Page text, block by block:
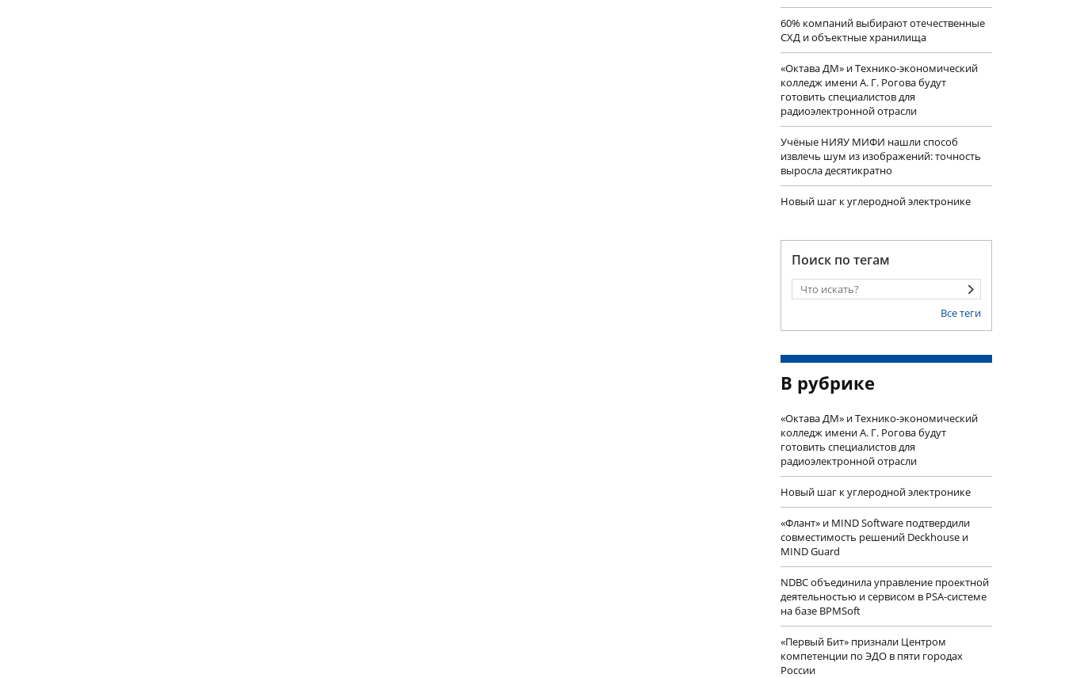
60% компаний выбирают отечественные
СХД и объектные хранилища
«Октава ДМ» и Технико-экономический
колледж имени А. Г. Рогова будут
готовить специалистов для
радиоэлектронной отрасли
Учëные НИЯУ МИФИ нашли способ
извлечь шум из изображений: точность
выросла десятикратно
Новый шаг к углеродной электронике
Поиск по тегам
Все теги
В рубрике
«Октава ДМ» и Технико-экономический
колледж имени А. Г. Рогова будут
готовить специалистов для
радиоэлектронной отрасли
Новый шаг к углеродной электронике
«Флант» и MIND Software подтвердили
совместимость решений Deckhouse и
MIND Guard
NDBC объединила управление проектной
деятельностью и сервисом в PSA-системе
на базе BPMSoft
«Первый Бит» признали Центром
компетенции по ЭДО в пяти городах
России